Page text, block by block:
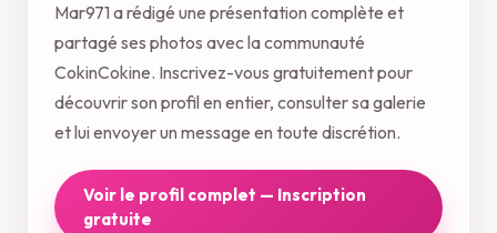
Mar971 a rédigé une présentation complète et
partagé ses photos avec la communauté
CokinCokine. Inscrivez-vous gratuitement pour
découvrir son profil en entier, consulter sa galerie
et lui envoyer un message en toute discrétion.
Voir le profil complet — Inscription
gratuite